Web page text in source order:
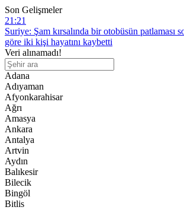
Son Gelişmeler
20:28
MGK bildirisinde “Terörsüz Türkiye Süreci”
20:16
ABD’nin “Barış Konseyi”, Gazze Şeridi’nin
üssün inşası için hazırlık yapıyor
16:58
Çin-Siyonizm İttifakının Bilinmeyenleri
Yatırılacak
15:45
Uygur Edebiyatının Usta Kalemi Tahir Talip 80
Hayatını Kaybetti
21:21
Suriye: Şam kırsalında bir otobüsün patlaması
göre iki kişi hayatını kaybetti
Veri alınamadı!
Adana
Adıyaman
Afyonkarahisar
Ağrı
Amasya
Ankara
Antalya
Artvin
Aydın
Balıkesir
Bilecik
Bingöl
Bitlis